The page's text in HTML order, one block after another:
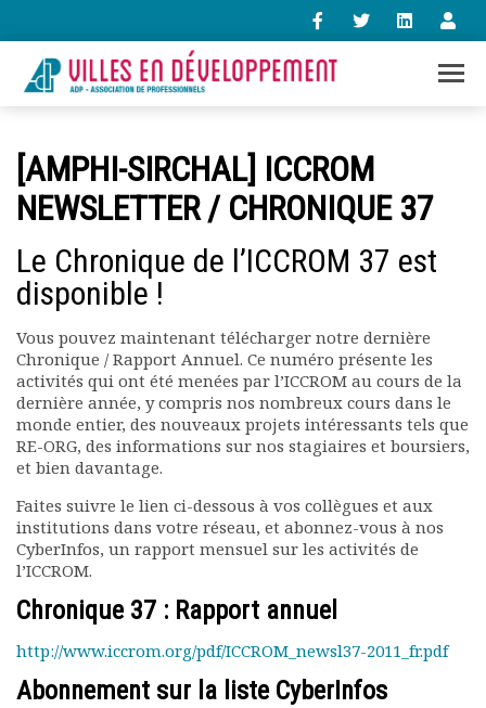
contact@villes-developpement.org
L’association
Qui sommes-nous ?
Le bureau
Statuts de l’association
Vie de l’association
Calendrier des activités
Assemblées générales
Comptes rendus mensuels
Rapports moraux
Rapports financiers
Nous rejoindre
Le bulletin
Présentation du bulletin
Comité de rédaction
Bulletins Villes en
développement
[AMPHI-SIRCHAL] ICCROM
NEWSLETTER / CHRONIQUE 37
Le Chronique de l’ICCROM 37 est
disponible !
Vous pouvez maintenant télécharger notre dernière
Chronique / Rapport Annuel. Ce numéro présente les
activités qui ont été menées par l’ICCROM au cours de la
dernière année, y compris nos nombreux cours dans le
monde entier, des nouveaux projets intéressants tels que
RE-ORG, des informations sur nos stagiaires et boursiers,
et bien davantage.
Faites suivre le lien ci-dessous à vos collègues et aux
institutions dans votre réseau, et abonnez-vous à nos
CyberInfos, un rapport mensuel sur les activités de
l’ICCROM.
Chronique 37 : Rapport annuel
http://www.iccrom.org/pdf/ICCROM_newsl37-2011_fr.pdf
Abonnement sur la liste CyberInfos